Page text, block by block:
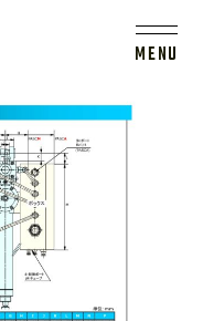
MENU
グ